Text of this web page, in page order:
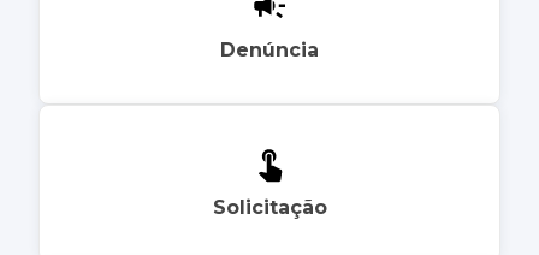
Denúncia
Solicitação